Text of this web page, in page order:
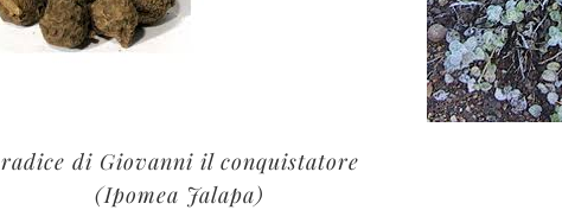
radice di Giovanni il conquistatore
(Ipomea Jalapa)